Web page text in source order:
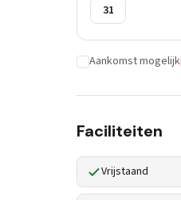
31
Aankomst mogelijk
Faciliteiten
Vrijstaand